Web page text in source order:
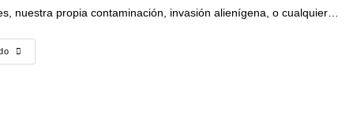
nuestra propia contaminación, invasión alienígena, o cualquier…